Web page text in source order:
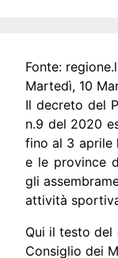
Fonte:
Martedì, 10
Il decreto del
n.9 del 2020
fino al 3 aprile
e le province
gli
attività
Qui il testo del
Consiglio dei